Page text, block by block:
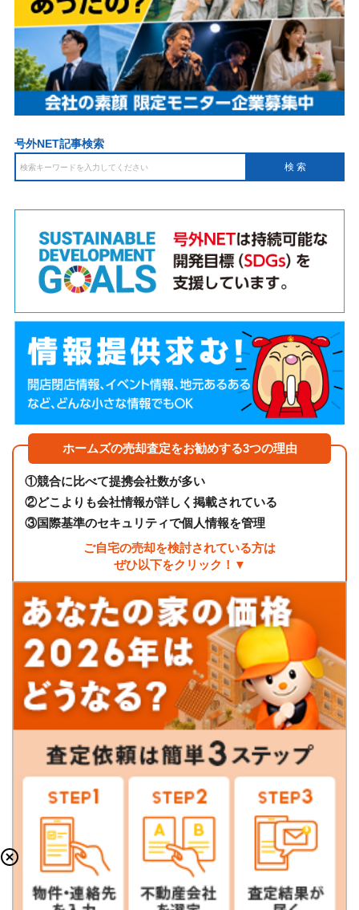
号外NET記事検索
ホームズの売却査定をお勧めする3つの理由
①競合に比べて提携会社数が多い
②どこよりも会社情報が詳しく掲載されている
③国際基準のセキュリティで個人情報を管理
ご自宅の売却を検討されている方は
ぜひ以下をクリック！▼